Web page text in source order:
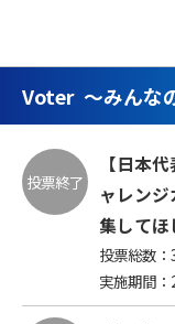
Voter ～みんな
投票終了
【日本
ャレン
集してほ
投票総数：
実施期間